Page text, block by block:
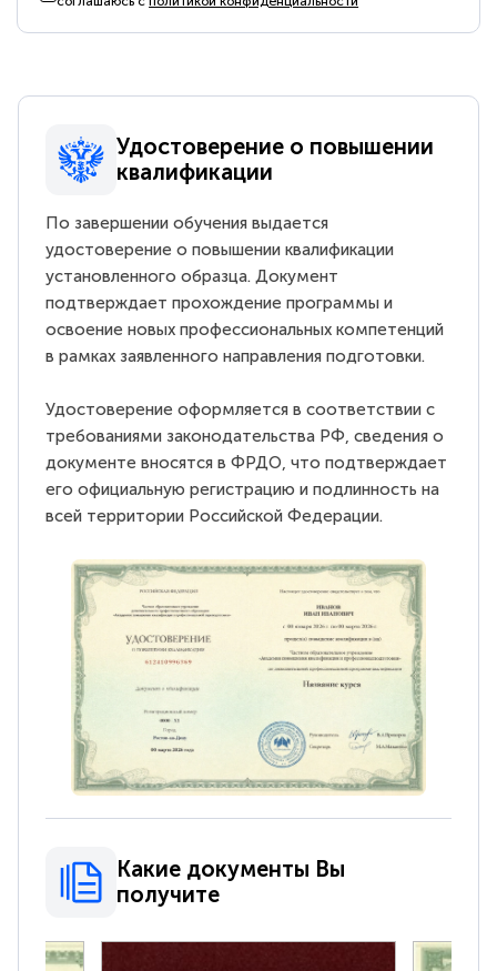
Удостоверение о повышении
квалификации
По завершении обучения выдается
удостоверение о повышении квалификации
установленного образца. Документ
подтверждает прохождение программы и
освоение новых профессиональных компетенций
в рамках заявленного направления подготовки.
Удостоверение оформляется в соответствии с
требованиями законодательства РФ, сведения о
документе вносятся в ФРДО, что подтверждает
его официальную регистрацию и подлинность на
всей территории Российской Федерации.
Какие документы Вы
получите